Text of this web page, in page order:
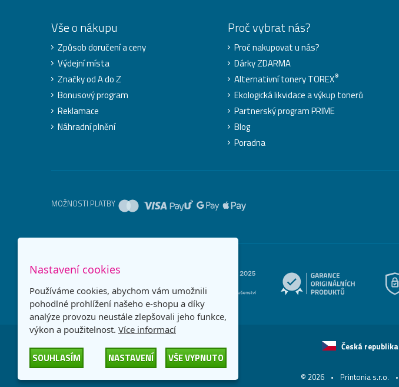
Vše o nákupu
Způsob doručení a ceny
Výdejní místa
Značky od A do Z
Bonusový program
Reklamace
Náhradní plnění
Proč vybrat nás?
Proč nakupovat u nás?
Dárky ZDARMA
Alternativní tonery TOREX®
Ekologická likvidace a výkup tonerů
Partnerský program PRIME
Blog
Poradna
MOŽNOSTI PLATBY
Česká republika
© 2026 Printonia s.r.o.
Nastavení cookies
Používáme cookies, abychom vám umožnili
pohodlné prohlížení našeho e-shopu a díky
analýze provozu neustále zlepšovali jeho funkce,
výkon a použitelnost. Více informací
SOUHLASÍM NASTAVENÍ VŠE VYPNUTO